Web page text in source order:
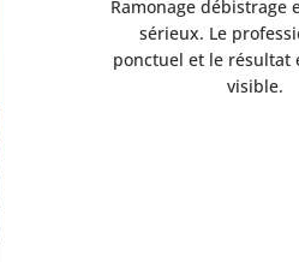
Ramonage débistrage
sérieux. Le
ponctuel et le résultat
visible.